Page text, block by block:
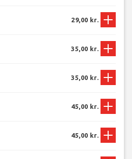
29,00 kr.
35,00 kr.
35,00 kr.
45,00 kr.
45,00 kr.